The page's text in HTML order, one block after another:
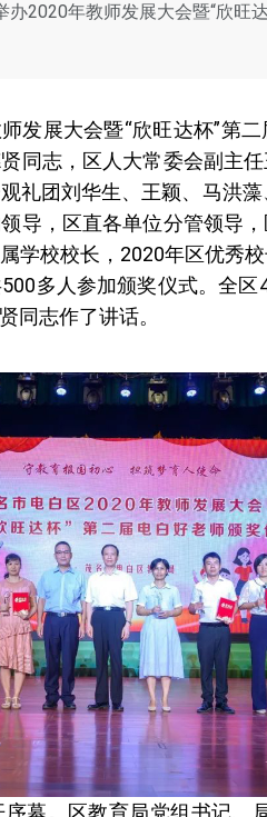
2020年教师发展大会暨“欣旺
发展大会暨“欣旺达杯”第
同志，区人大常委会副主
礼团刘华生、王颖、马洪
导，区直各单位分管领导
学校校长，2020年区优秀
多人参加颁奖仪式。全
同志作了讲话。
幕。区教育局党组书记、